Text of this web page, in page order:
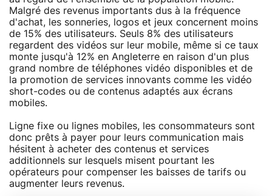
Malgré des revenus importants dus à la fréquence
d'achat, les sonneries, logos et jeux concernent moins
de 15% des utilisateurs. Seuls 8% des utilisateurs
regardent des vidéos sur leur mobile, même si ce taux
monte jusqu'à 12% en Angleterre en raison d'un plus
grand nombre de téléphones vidéo disponibles et de
la promotion de services innovants comme les vidéo
short-codes ou de contenus adaptés aux écrans
mobiles.
Ligne fixe ou lignes mobiles, les consommateurs sont
donc prêts à payer pour leurs communication mais
hésitent à acheter des contenus et services
additionnels sur lesquels misent pourtant les
opérateurs pour compenser les baisses de tarifs ou
augmenter leurs revenus.